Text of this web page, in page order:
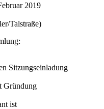
2019
Sitzungseinladung
Gründung
ist